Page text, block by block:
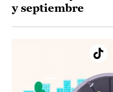
y septiembre